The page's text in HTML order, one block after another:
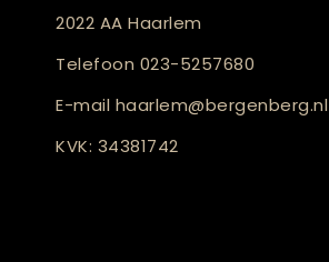
2022 AA Haarlem
Telefoon 023-5257680
E-mail haarlem@bergenberg.nl
KVK: 34381742